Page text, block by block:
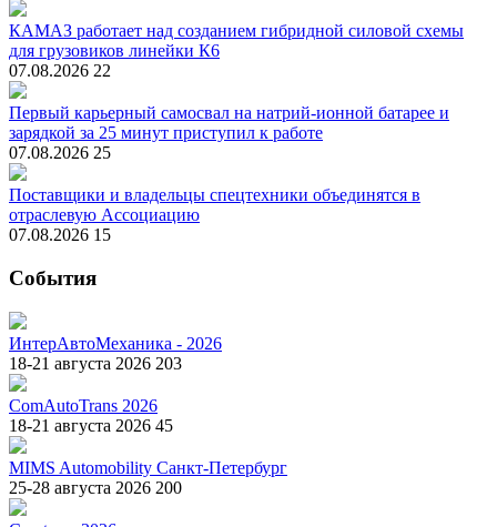
КАМАЗ работает над созданием гибридной силовой схемы
для грузовиков линейки К6
07.08.2026 22
Первый карьерный самосвал на натрий-ионной батарее и
зарядкой за 25 минут приступил к работе
07.08.2026 25
Поставщики и владельцы спецтехники объединятся в
отраслевую Ассоциацию
07.08.2026 15
События
ИнтерАвтоМеханика - 2026
18-21 августа 2026 203
ComAutoTrans 2026
18-21 августа 2026 45
MIMS Automobility Санкт-Петербург
25-28 августа 2026 200